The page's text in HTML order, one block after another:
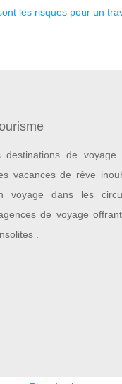
les risques pour un
destinations de
vacances de rêve
voyage dans les
de voyage
.